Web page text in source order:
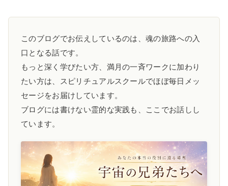
このブログでお伝えしているのは、魂の旅路への入
口となる話です。
もっと深く学びたい方、満月の一斉ワークに加わり
たい方は、スピリチュアルスクールでほぼ毎日メッ
セージをお届けしています。
ブログには書けない霊的な実践も、ここでお話しし
ています。